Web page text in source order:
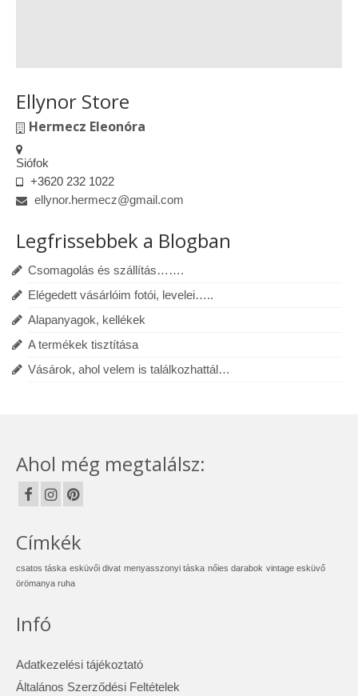
Ellynor Store
Hermecz Eleonóra
Siófok
+3620 232 1022
ellynor.hermecz@gmail.com
Legfrissebbek a Blogban
Csomagolás és szállítás…….
Elégedett vásárlóim fotói, levelei…..
Alapanyagok, kellékek
A termékek tisztítása
Vásárok, ahol velem is találkozhattál…
Ahol még megtalálsz:
Címkék
csatos táska esküvői divat menyasszonyi táska nőies darabok vintage esküvő
örömanya ruha
Infó
Adatkezelési tájékoztató
Általános Szerződési Feltételek